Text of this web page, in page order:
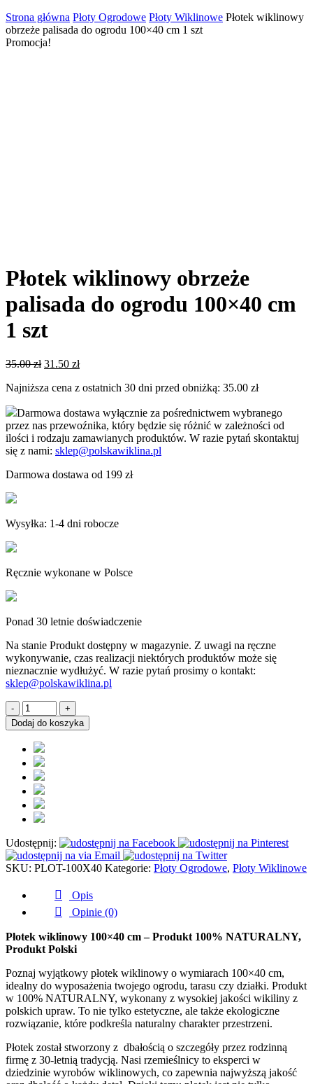
Strona główna Płoty Ogrodowe Płoty Wiklinowe Płotek wiklinowy
obrzeże palisada do ogrodu 100×40 cm 1 szt
Promocja!
Płotek wiklinowy obrzeże
palisada do ogrodu 100×40 cm
1 szt
35.00zł Pierwotna
wynosiła:
31.50 złAktualna
wynosi:
Najniższa cena z ostatnich 30 dni przed obniżką: 35.00 zł
Darmowa dostawa wyłącznie za pośrednictwem wybranego
przez nas przewoźnika, który będzie się różnić w zależności od
ilości i rodzaju zamawianych produktów. W razie pytań skontaktuj
się z nami: sklep@polskawiklina.pl
Darmowa dostawa od 199 zł
Wysyłka: 1-4 dni robocze
Ręcznie wykonane w Polsce
Ponad 30 letnie doświadczenie
Na stanie Produkt dostępny w magazynie. Z uwagi na ręczne
wykonywanie, czas realizacji niektórych produktów może się
nieznacznie wydłużyć. W razie pytań prosimy o kontakt:
sklep@polskawiklina.pl
ilość
Płotek
wiklinowy
obrzeże
palisada
do
ogrodu
100x40
cm
1
Dodaj do koszyka
Udostępnij:
SKU: PLOT-100X40 Kategorie: Płoty Ogrodowe, Płoty Wiklinowe
Opis
Opinie (0)
Płotek wiklinowy 100×40 cm – Produkt 100% NATURALNY,
Produkt Polski
Poznaj wyjątkowy płotek wiklinowy o wymiarach 100×40 cm,
idealny do wyposażenia twojego ogrodu, tarasu czy działki. Produkt
w 100% NATURALNY, wykonany z wysokiej jakości wikiliny z
polskich upraw. To nie tylko estetyczne, ale także ekologiczne
rozwiązanie, które podkreśla naturalny charakter przestrzeni.
Płotek został stworzony z dbałością o szczegóły przez rodzinną
firmę z 30-letnią tradycją. Nasi rzemieślnicy to eksperci w
dziedzinie wyrobów wiklinowych, co zapewnia najwyższą jakość